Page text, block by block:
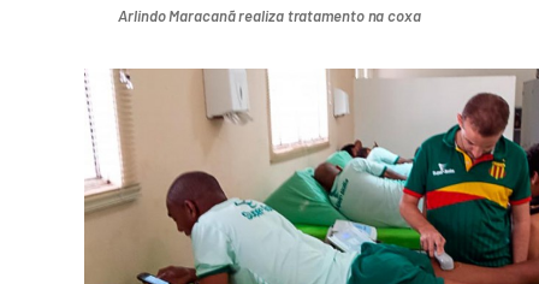
Arlindo Maracanã realiza tratamento na coxa